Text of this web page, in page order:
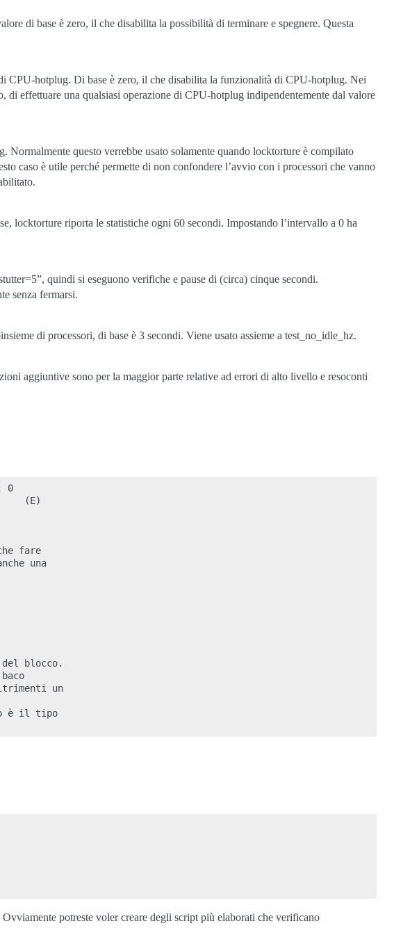
di base è zero, il che disabilita la possibilità di terminare e spegnere. Questa
CPU-hotplug. Di base è zero, il che disabilita la funzionalità di CPU-hotplug. Nei
effettuare una qualsiasi operazione di CPU-hotplug indipendentemente dal valore
questo verrebbe usato solamente quando locktorture è compilato
caso è utile perché permette di non confondere l’avvio con i processori che vanno
locktorture riporta le statistiche ogni 60 secondi. Impostando l’intervallo a 0 ha
quindi si eseguono verifiche e pause di (circa) cinque secondi.
senza fermarsi.
di processori, di base è 3 secondi. Viene usato assieme a test_no_idle_hz.
aggiuntive sono per la maggior parte relative ad errori di alto livello e resoconti
0
(E)
fare
una
blocco.
baco
un
è il tipo
potreste voler creare degli script più elaborati che verificano